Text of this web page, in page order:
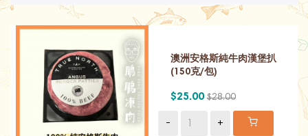
澳洲安格斯純牛肉漢堡扒
(150克/包)
$25.00 $28.00
- +